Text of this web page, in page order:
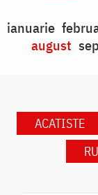
ianuarie
august
ACATISTE